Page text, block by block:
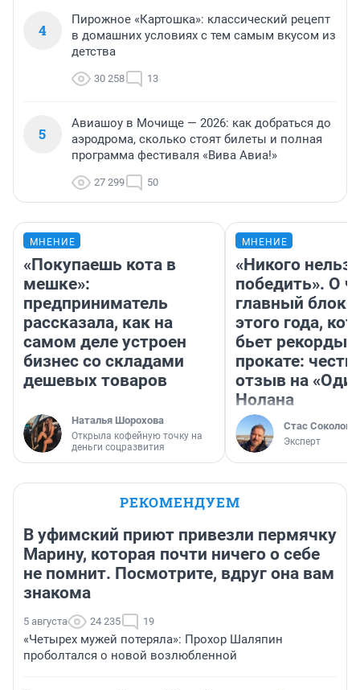
4
Пирожное «Картошка»: классический рецепт
в домашних условиях с тем самым вкусом из
детства
30 258 13
5
Авиашоу в Мочище — 2026: как добраться до
аэродрома, сколько стоят билеты и полная
программа фестиваля «Вива Авиа!»
27 299 50
МНЕНИЕ
«Покупаешь кота в
мешке»:
предприниматель
рассказала, как на
самом деле устроен
бизнес со складами
дешевых товаров
Наталья Шорохова
Открыла кофейную точку на
деньги соцразвития
МНЕНИЕ
«Никого нельзя
победить». О
главный
этого года,
бьет рекорды в
прокате:
отзыв на
Нолана
Стас Соколов
Эксперт
РЕКОМЕНДУЕМ
В уфимский приют привезли пермячку
Марину, которая почти ничего о себе
не помнит. Посмотрите, вдруг она вам
знакома
5 августа 24 235 19
«Четырех мужей потеряла»: Прохор Шаляпин
проболтался о новой возлюбленной